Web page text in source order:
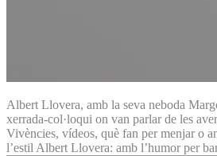
Albert Llovera, amb la seva neboda
xerrada-col·loqui on van parlar de les
Vivències, vídeos, què fan per menjar o
l’estil Albert Llovera: amb l’humor per